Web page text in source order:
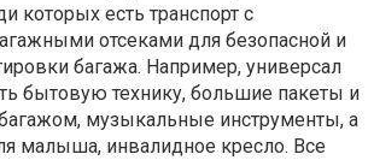
которых есть транспорт с
отсеками для безопасной и
багажа. Например, универсал
бытовую технику, большие пакеты и
музыкальные инструменты, а
малыша, инвалидное кресло. Все